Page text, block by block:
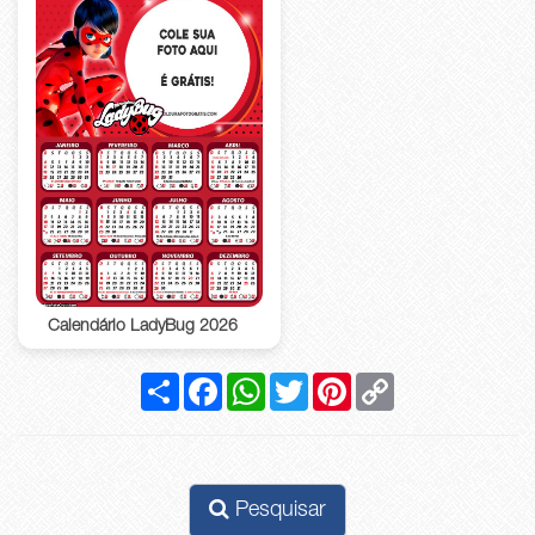
Calendário LadyBug 2026
CompartilharFacebookWhatsApp
Twitter Pinterest
Pesquisar